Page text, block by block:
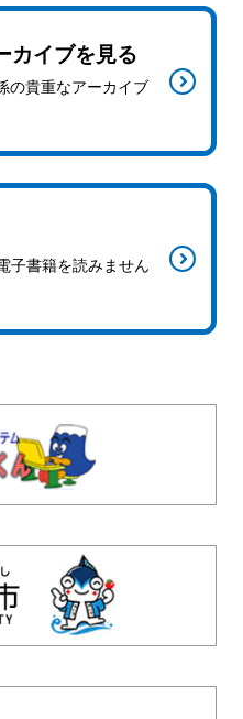
カイブを見る
の貴重なアーカイブ
子書籍を読みません